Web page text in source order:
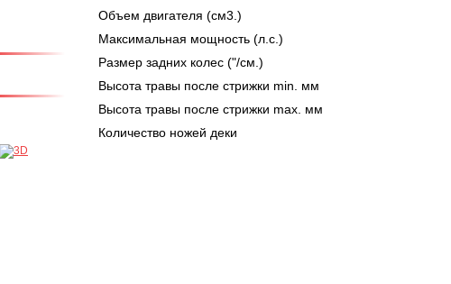
Объем двигателя (см3.)
Максимальная мощность (л.с.)
Размер задних колес ("/см.)
Высота травы после стрижки min. мм
Высота травы после стрижки max. мм
Количество ножей деки